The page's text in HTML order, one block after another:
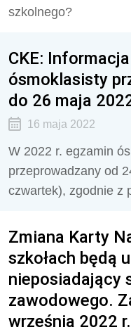
szkolnego?
CKE:
ósmoklasisty
do 26 maja
16 maja 2022
W 2022 r. egzamin
przeprowadzany od
czwartek), zgodnie z
Zmiana Karty
szkołach będą
nieposiadający
zawodowego.
września 2022